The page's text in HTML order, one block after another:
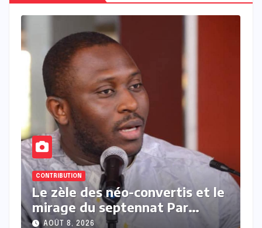
et le
CONTRIBUTION
Président contre président
Moussa Kamara
AOÛT 7, 2026